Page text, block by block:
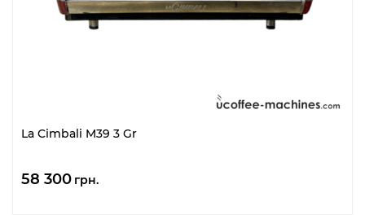
La Cimbali M39 3 Gr
58 300 грн.